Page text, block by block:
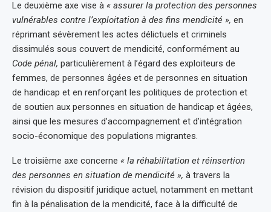
Le deuxième axe vise à « assurer la protection des personnes
vulnérables contre l’exploitation à des fins mendicité », en
réprimant sévèrement les actes délictuels et criminels
dissimulés sous couvert de mendicité, conformément au
Code pénal, particulièrement à l’égard des exploiteurs de
femmes, de personnes âgées et de personnes en situation
de handicap et en renforçant les politiques de protection et
de soutien aux personnes en situation de handicap et âgées,
ainsi que les mesures d’accompagnement et d’intégration
socio-économique des populations migrantes.
Le troisième axe concerne « la réhabilitation et réinsertion
des personnes en situation de mendicité », à travers la
révision du dispositif juridique actuel, notamment en mettant
fin à la pénalisation de la mendicité, face à la difficulté de